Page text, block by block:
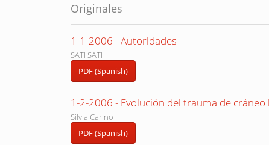
Originales
1-1-2006 - Autoridades
SATI SATI
PDF (Spanish)
1-2-2006 - Evolución del trauma de
Silvia Carino
PDF (Spanish)